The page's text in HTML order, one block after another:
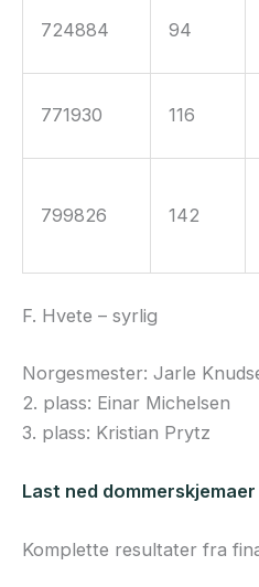
724884 94
771930 116
799826 142
F. Hvete – syrlig
Norgesmester: Jarle
2. plass: Einar Michelsen
3. plass: Kristian Prytz
Last ned
Komplette resultater fra